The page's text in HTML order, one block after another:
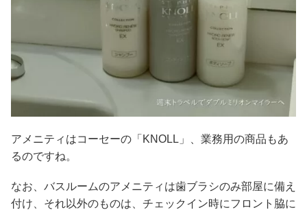
アメニティはコーセーの「KNOLL」、業務用の商品もあ
るのですね。
なお、バスルームのアメニティは歯ブラシのみ部屋に備え
付け、それ以外のものは、チェックイン時にフロント脇に